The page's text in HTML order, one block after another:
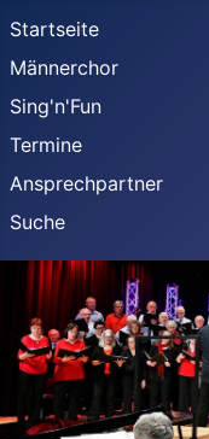
Startseite
Männerchor
Sing'n'Fun
Termine
Ansprechpartner
Suche